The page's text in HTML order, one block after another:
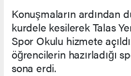
Konuşmaların ardından
kurdele kesilerek Talas
Spor Okulu hizmete
öğrencilerin hazırladığı
sona erdi.